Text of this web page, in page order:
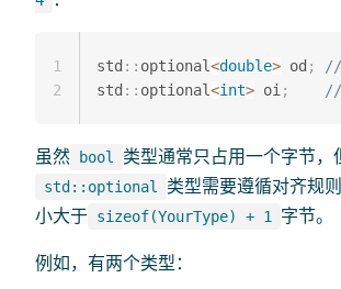
std :: optional<double> od ;
//
std :: optional<int> oi ; //
1
2
虽然 bool 类型通常只占用一个字节，
std::optional
类型需要遵循对齐规
小大于 sizeof(YourType) + 1 字节。
例如，有两个类型：